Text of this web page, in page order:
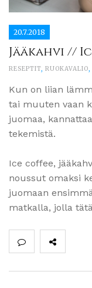
20.7.2018
Jääkahvi //
RESEPTIT, RUOKAVALIO,
Kun on liian
tai muuten vaan
juomaa,
tekemistä.
Ice coffee,
noussut omaksi
juomaan
matkalla, jolla